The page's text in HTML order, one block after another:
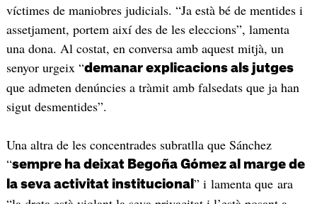
víctimes de maniobres judicials. “Ja està bé de mentides i
assetjament, portem així des de les eleccions”, lamenta
una dona. Al costat, en conversa amb aquest mitjà, un
senyor urgeix “demanar explicacions als jutges
que admeten denúncies a tràmit amb falsedats que ja han
sigut desmentides”.
Una altra de les concentrades subratlla que Sánchez
“sempre ha deixat Begoña Gómez al marge de
la seva activitat institucional ” i lamenta que ara